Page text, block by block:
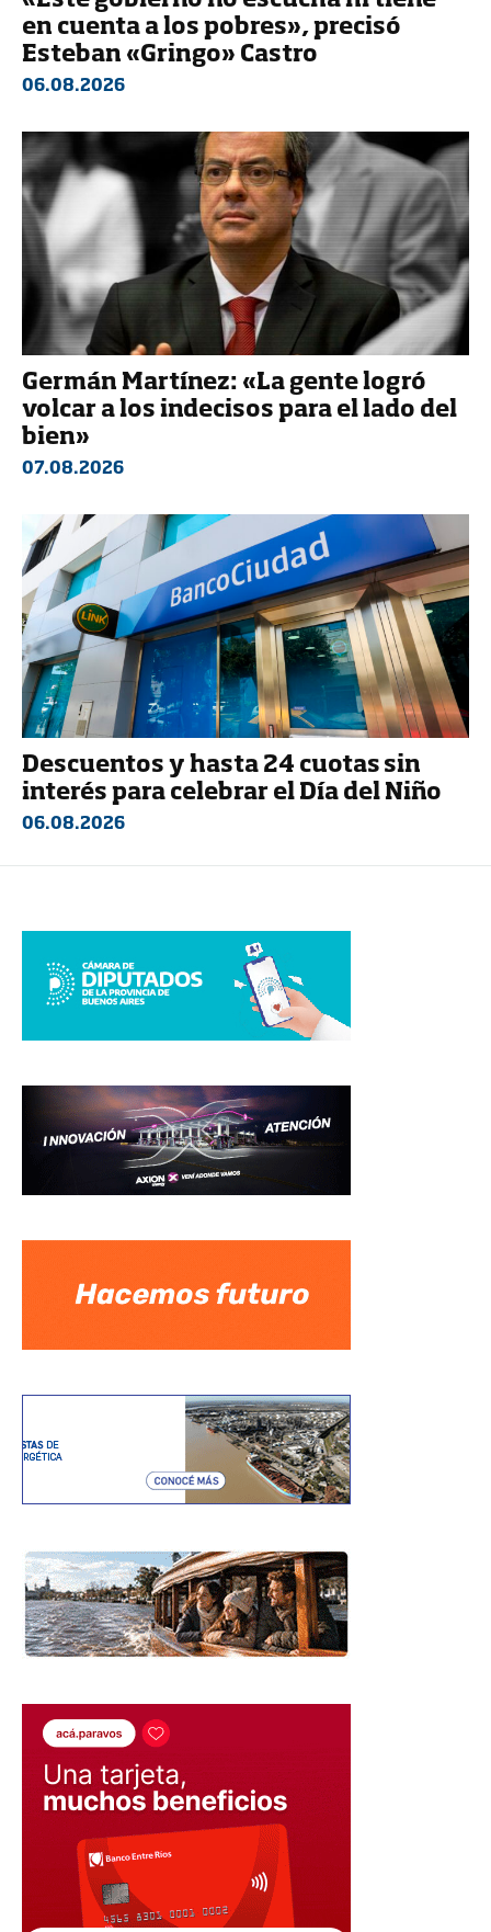
en cuenta a los pobres», precisó
Esteban «Gringo» Castro
06.08.2026
Germán Martínez: «La gente logró
volcar a los indecisos para el lado del
bien»
07.08.2026
Descuentos y hasta 24 cuotas sin
interés para celebrar el Día del Niño
06.08.2026